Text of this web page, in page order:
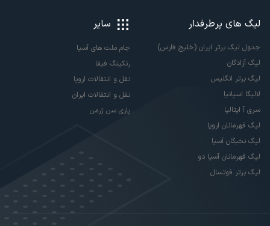
لیگ های پرطرفدار
جدول لیگ برتر ایران (خلیج فارس)
لیگ آزادگان
لیگ برتر انگلیس
لالیگا اسپانیا
سری آ ایتالیا
لیگ قهرمانان اروپا
لیگ نخبگان آسیا
لیگ قهرمانان آسیا دو
لیگ برتر فوتسال
سایر
جام ملت های آسیا
رنکینگ فیفا
نقل و انتقالات اروپا
نقل و انتقالات ایران
پاری سن ژرمن